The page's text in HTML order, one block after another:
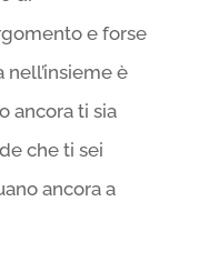
e forse
è
ancora ti sia
che ti sei
ancora a